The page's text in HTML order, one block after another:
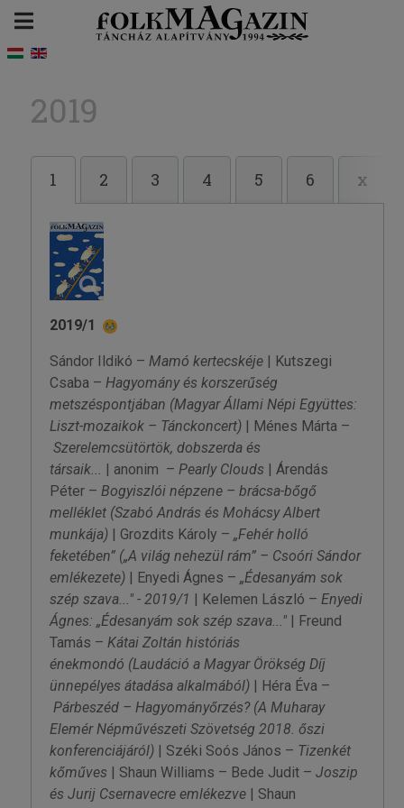
2019
1 2 3 4 5 6 x
2019/1
Sándor Ildikó – Mamó kertecskéje| Kutszegi
Csaba – Hagyomány és korszerűség
metszéspontjában (Magyar Állami Népi Együttes:
Liszt-mozaikok – Tánckoncert)| Ménes Márta –
Szerelemcsütörtök, dobszerda és
társaik... | anonim – Pearly Clouds | Árendás
Péter – Bogyiszlói népzene – brácsa-bőgő
melléklet (Szabó András és Mohácsy Albert
munkája)| Grozdits Károly – „Fehér holló
feketében” („A világ nehezül rám” – Csoóri Sándor
emlékezete)| Enyedi Ágnes – „Édesanyám sok
szép szava..." - 2019/1 | Kelemen László – Enyedi
Ágnes: „Édesanyám sok szép szava..."| Freund
Tamás – Kátai Zoltán históriás
énekmondó (Laudáció a Magyar Örökség Díj
ünnepélyes átadása alkalmából)| Héra Éva –
Párbeszéd – Hagyományőrzés? (A Muharay
Elemér Népművészeti Szövetség 2018. őszi
konferenciájáról)| Széki Soós János – Tizenkét
kőműves | Shaun Williams – Bede Judit – Joszip
és Jurij Csernavecre emlékezve| Shaun